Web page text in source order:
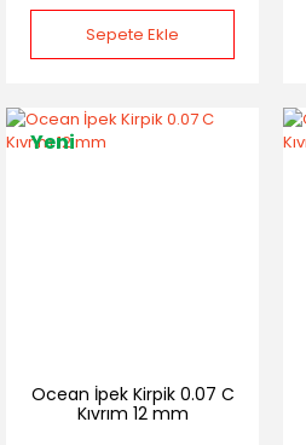
Sepete Ekle
Yeni
Ocean İpek Kirpik 0.07 C
Kıvrım 12 mm